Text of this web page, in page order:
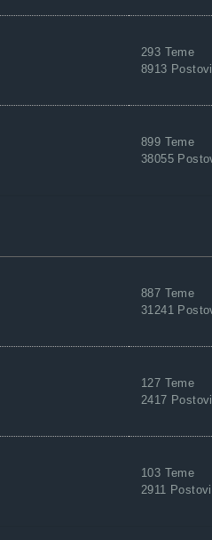
293 Teme
8913 Postovi
899 Teme
38055
887 Teme
31241
127 Teme
2417 Postovi
103 Teme
2911 Postovi